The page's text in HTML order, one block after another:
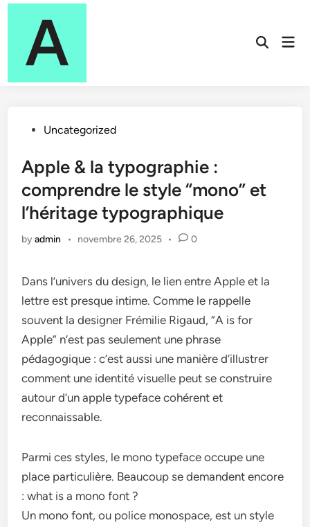
Skip
content
Open
PostedUncategorized
Apple & la typographie :
comprendre le style “mono” et
l’héritage typographique
byadmin • novembre 26, 2025 • 0
Dans l’univers du design, le lien entre Apple et la
lettre est presque intime. Comme le rappelle
souvent la designer Frémilie Rigaud, “A is for
Apple” n’est pas seulement une phrase
pédagogique : c’est aussi une manière d’illustrer
comment une identité visuelle peut se construire
autour d’un apple typeface cohérent et
reconnaissable.
Parmi ces styles, le mono typeface occupe une
place particulière. Beaucoup se demandent encore
: what is a mono font ?
Un mono font, ou police monospace, est un style